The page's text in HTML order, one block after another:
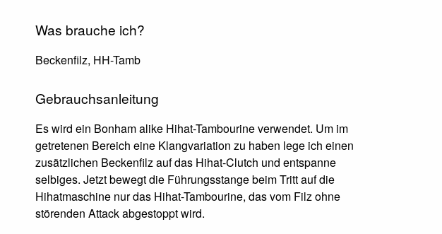
Was brauche ich?
Beckenfilz, HH-Tamb
Gebrauchsanleitung
Es wird ein Bonham alike Hihat-Tambourine verwendet. Um im
getretenen Bereich eine Klangvariation zu haben lege ich einen
zusätzlichen Beckenfilz auf das Hihat-Clutch und entspanne
selbiges. Jetzt bewegt die Führungsstange beim Tritt auf die
Hihatmaschine nur das Hihat-Tambourine, das vom Filz ohne
störenden Attack abgestoppt wird.